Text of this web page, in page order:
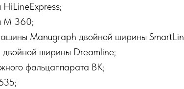
M 360;
Manugraph двойной ширины
ширины Dreamline;
фальцаппарата BK;